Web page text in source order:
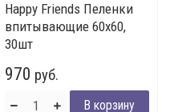
Happy Friends Пеленки
впитывающие 60х60,
30шт
970 руб.